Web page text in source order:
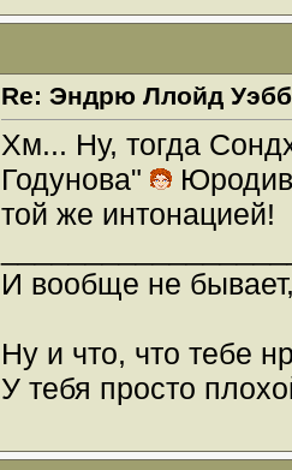
Re: Эндрю Ллойд
Хм... Ну, тогда
Годунова"
той же интонацией!
И вообще не
Ну и что, что тебе
У тебя просто